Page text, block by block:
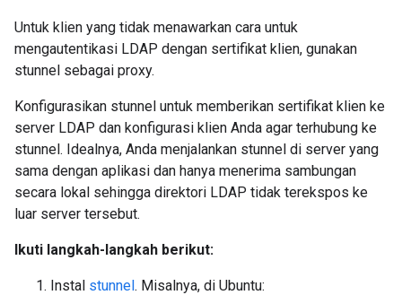
Untuk klien yang tidak menawarkan cara untuk
mengautentikasi LDAP dengan sertifikat klien, gunakan
stunnel sebagai proxy.
Konfigurasikan stunnel untuk memberikan sertifikat klien ke
server LDAP dan konfigurasi klien Anda agar terhubung ke
stunnel. Idealnya, Anda menjalankan stunnel di server yang
sama dengan aplikasi dan hanya menerima sambungan
secara lokal sehingga direktori LDAP tidak terekspos ke
luar server tersebut.
Ikuti langkah-langkah berikut:
Instal stunnel. Misalnya, di Ubuntu: